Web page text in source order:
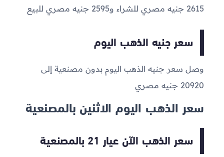
2615 جنيه مصري للشراء و2595 جنيه مصري للبيع
سعر جنيه الذهب اليوم
وصل سعر جنيه الذهب اليوم بدون مصنعية إلى
20920 جنيه مصري
سعر الذهب اليوم الاثنين بالمصنعية
سعر الذهب الآن عيار 21 بالمصنعية